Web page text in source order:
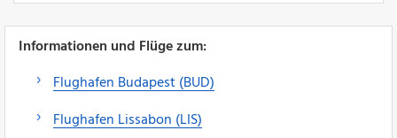
Informationen und Flüge zum:
Flughafen Budapest (BUD)
Flughafen Lissabon (LIS)